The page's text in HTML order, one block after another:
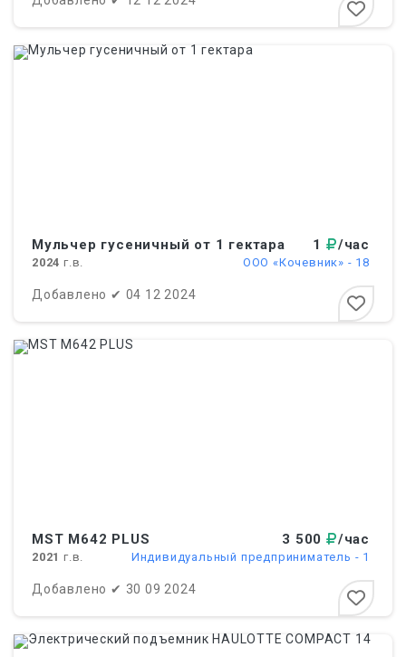
Мульчер гусеничный от 1 гектара 1 /час
2024 г.в. ООО «Кочевник» - 18
Добавлено ✔ 04 12 2024
MST M642 PLUS 3 500 /час
2021 г.в. Индивидуальный предприниматель - 1
Добавлено ✔ 30 09 2024